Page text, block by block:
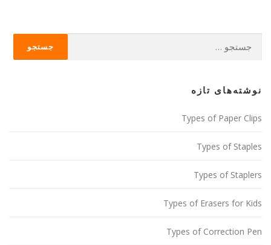
نوشته‌های تازه
Types of Paper Clips
Types of Staples
Types of Staplers
Types of Erasers for Kids
Types of Correction Pen